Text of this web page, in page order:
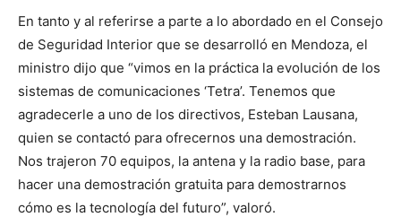
En tanto y al referirse a parte a lo abordado en el Consejo
de Seguridad Interior que se desarrolló en Mendoza, el
ministro dijo que “vimos en la práctica la evolución de los
sistemas de comunicaciones ‘Tetra’. Tenemos que
agradecerle a uno de los directivos, Esteban Lausana,
quien se contactó para ofrecernos una demostración.
Nos trajeron 70 equipos, la antena y la radio base, para
hacer una demostración gratuita para demostrarnos
cómo es la tecnología del futuro”, valoró.